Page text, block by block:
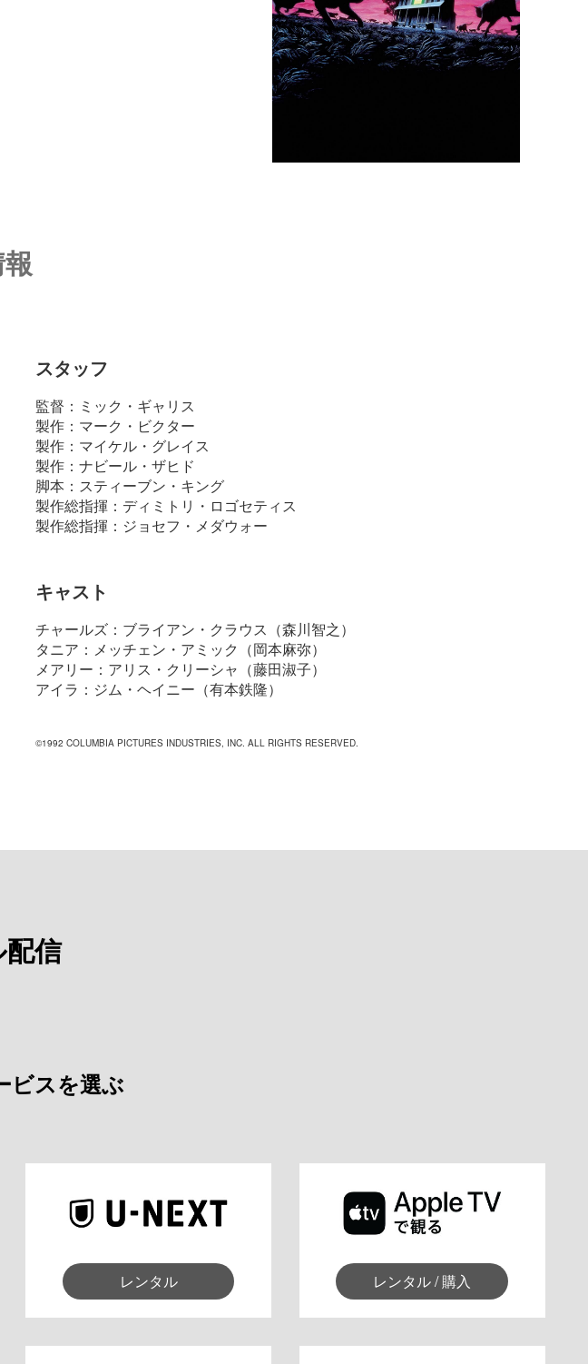
スタッフ
監督：ミック・ギャリス
製作：マーク・ビクター
製作：マイケル・グレイス
製作：ナビール・ザヒド
脚本：スティーブン・キング
製作総指揮：ディミトリ・ロゴセティス
製作総指揮：ジョセフ・メダウォー
キャスト
チャールズ：ブライアン・クラウス（森川智之）
タニア：メッチェン・アミック（岡本麻弥）
メアリー：アリス・クリーシャ（藤田淑子）
アイラ：ジム・ヘイニー（有本鉄隆）
©1992 COLUMBIA PICTURES INDUSTRIES, INC. ALL RIGHTS RESERVED.
信
ビスを選ぶ
レンタル レンタル / 購入